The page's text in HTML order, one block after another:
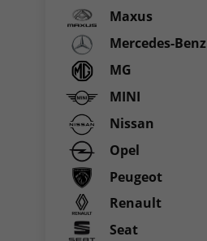
Maxus
Mercedes-Benz
MG
MINI
Nissan
Opel
Peugeot
Renault
Seat